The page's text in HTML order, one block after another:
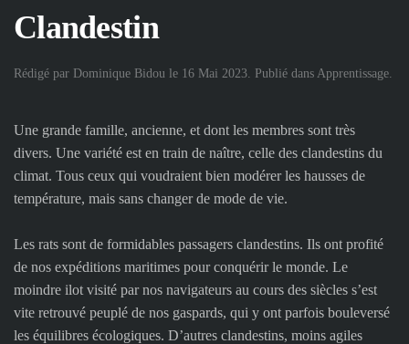
Clandestin
Rédigé par Dominique Bidou le 16 Mai 2023. Publié dans Apprentissage.
Une grande famille, ancienne, et dont les membres sont très
divers. Une variété est en train de naître, celle des clandestins du
climat. Tous ceux qui voudraient bien modérer les hausses de
température, mais sans changer de mode de vie.
Les rats sont de formidables passagers clandestins. Ils ont profité
de nos expéditions maritimes pour conquérir le monde. Le
moindre ilot visité par nos navigateurs au cours des siècles s’est
vite retrouvé peuplé de nos gaspards, qui y ont parfois bouleversé
les équilibres écologiques. D’autres clandestins, moins agiles